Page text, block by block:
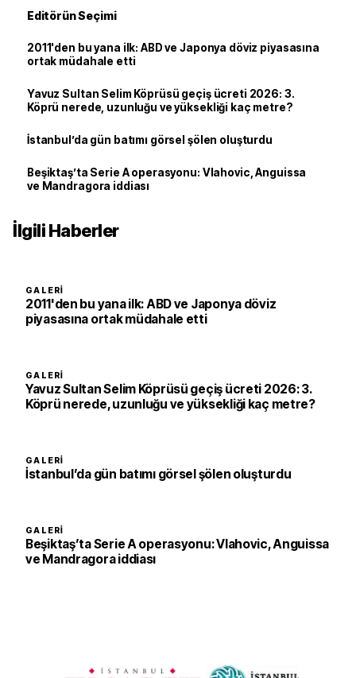
Editörün Seçimi
2011'den bu yana ilk: ABD ve Japonya döviz piyasasına
ortak müdahale etti
Yavuz Sultan Selim Köprüsü geçiş ücreti 2026: 3.
Köprü nerede, uzunluğu ve yüksekliği kaç metre?
İstanbul’da gün batımı görsel şölen oluşturdu
Beşiktaş’ta Serie A operasyonu: Vlahovic, Anguissa
ve Mandragora iddiası
İlgili Haberler
GALERI
2011'den bu yana ilk: ABD ve Japonya döviz
piyasasına ortak müdahale etti
GALERI
Yavuz Sultan Selim Köprüsü geçiş ücreti 2026: 3.
Köprü nerede, uzunluğu ve yüksekliği kaç metre?
GALERI
İstanbul’da gün batımı görsel şölen oluşturdu
GALERI
Beşiktaş’ta Serie A operasyonu: Vlahovic, Anguissa
ve Mandragora iddiası